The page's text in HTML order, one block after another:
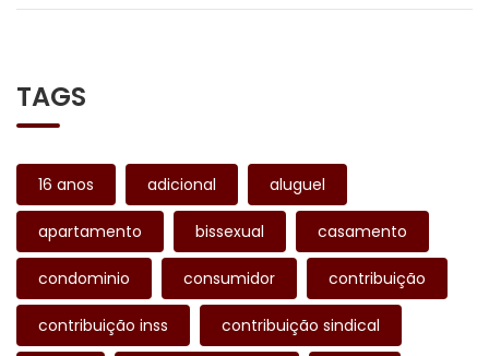
TAGS
16 anos adicional aluguel
apartamento bissexual casamento
condominio consumidor contribuição
contribuição inss contribuição sindical